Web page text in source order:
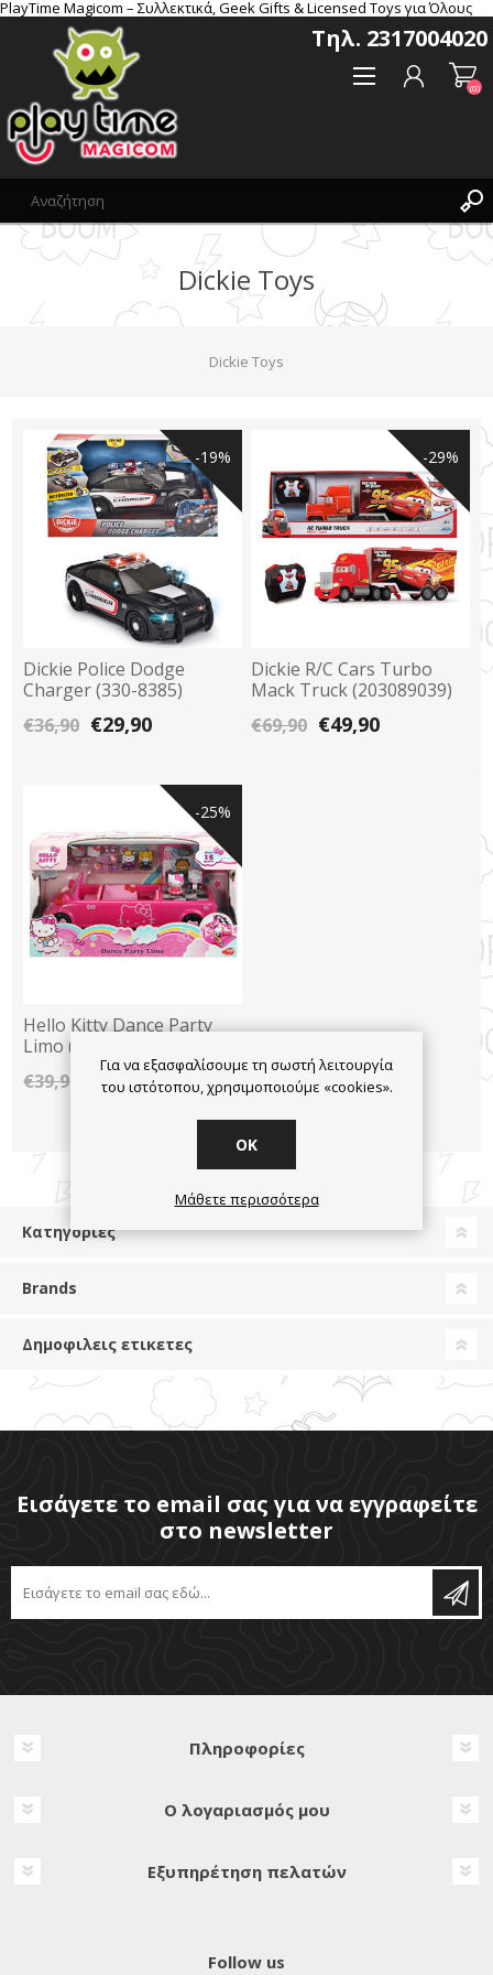
PlayTime Magicom – Συλλεκτικά, Geek Gifts & Licensed Toys για Όλους
Τηλ. 2317004020
Δημιoυργία λογαριασμού
(0)
Dickie Toys
Dickie Toys
-19%
Dickie Police Dodge
Charger (330-8385)
€36,90 €29,90
-29%
Dickie R/C Cars Turbo
Mack Truck (203089039)
€69,90 €49,90
-25%
Hello Kitty Dance Party
Limo (25-324-7000)
€39,90
€29,90
Κατηγορίες
Brands
Δημοφιλεις ετικετες
Εισάγετε το email σας για να εγγραφείτε
στο newsletter
Πληροφορίες
Ο λογαριασμός μου
Εξυπηρέτηση πελατών
Follow us
Για να εξασφαλίσουμε τη σωστή λειτουργία
του ιστότοπου, χρησιμοποιούμε «cookies».
OK
Μάθετε περισσότερα